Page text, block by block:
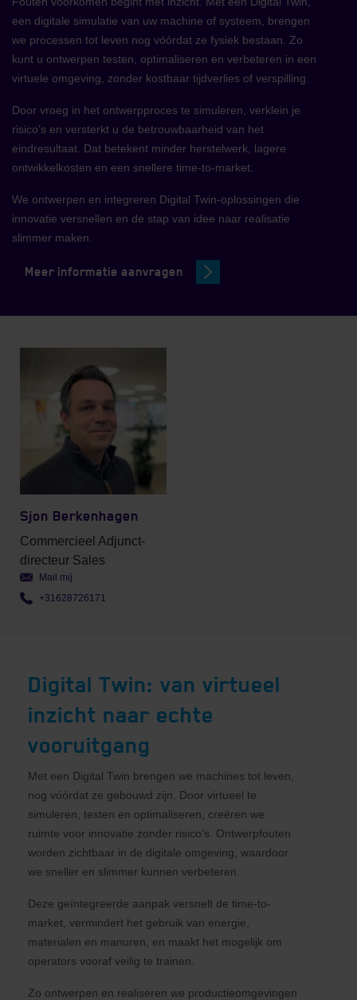
een digitale simulatie van uw machine of systeem, brengen
we processen tot leven nog vóórdat ze fysiek bestaan. Zo
kunt u ontwerpen testen, optimaliseren en verbeteren in een
virtuele omgeving, zonder kostbaar tijdverlies of verspilling.
Door vroeg in het ontwerpproces te simuleren, verklein je
risico’s en versterkt u de betrouwbaarheid van het
eindresultaat. Dat betekent minder herstelwerk, lagere
ontwikkelkosten en een snellere time-to-market.
We ontwerpen en integreren Digital Twin-oplossingen die
innovatie versnellen en de stap van idee naar realisatie
slimmer maken.
Meer informatie aanvragen
Sjon Berkenhagen
Commercieel Adjunct-
directeur Sales
Mail mij
+31628726171
Digital Twin: van virtueel
inzicht naar echte
vooruitgang
Met een Digital Twin brengen we machines tot leven,
nog vóórdat ze gebouwd zijn. Door virtueel te
simuleren, testen en optimaliseren, creëren we
ruimte voor innovatie zonder risico’s. Ontwerpfouten
worden zichtbaar in de digitale omgeving, waardoor
we sneller en slimmer kunnen verbeteren.
Deze geïntegreerde aanpak versnelt de time-to-
market, vermindert het gebruik van energie,
materialen en manuren, en maakt het mogelijk om
operators vooraf veilig te trainen.
Zo ontwerpen en realiseren we productieomgevingen